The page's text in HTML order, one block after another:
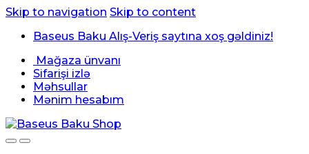
Skip to navigation Skip to content
Baseus Baku Alış-Veriş saytına xoş gəldiniz!
Mağaza ünvanı
Sifarişi izlə
Məhsullar
Mənim hesabım